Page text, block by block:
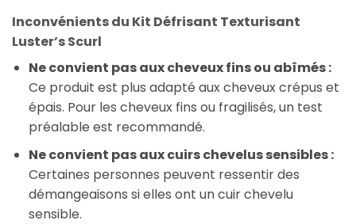
Inconvénients du Kit Défrisant Texturisant
Luster’s Scurl
Ne convient pas aux cheveux fins ou abîmés :
Ce produit est plus adapté aux cheveux crépus et
épais. Pour les cheveux fins ou fragilisés, un test
préalable est recommandé.
Ne convient pas aux cuirs chevelus sensibles :
Certaines personnes peuvent ressentir des
démangeaisons si elles ont un cuir chevelu
sensible.